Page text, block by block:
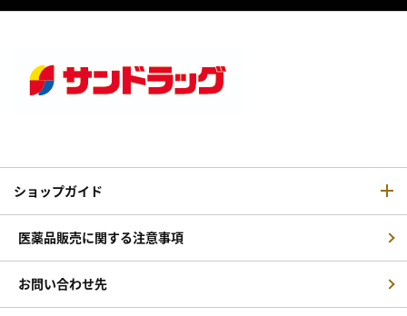
ショップガイド
医薬品販売に関する注意事項
お問い合わせ先